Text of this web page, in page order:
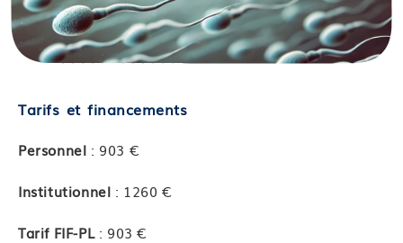
Tarifs et financements
Personnel : 903 €
Institutionnel : 1260 €
Tarif FIF-PL: 903 €